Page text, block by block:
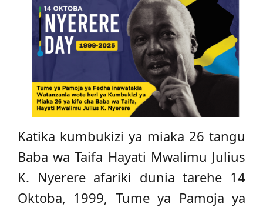
Katika kumbukizi ya miaka 26 tangu
Baba wa Taifa Hayati Mwalimu Julius
K. Nyerere afariki dunia tarehe 14
Oktoba, 1999, Tume ya Pamoja ya